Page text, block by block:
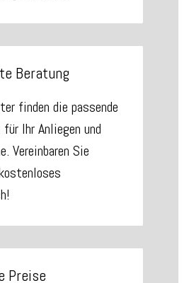
Beratung
finden die passende
Ihr Anliegen und
Vereinbaren Sie
Preise